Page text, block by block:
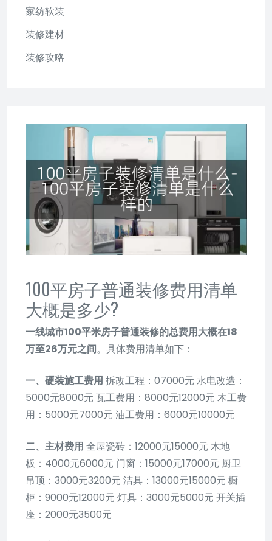
100平房子普通装修费用清单
大概是多少?
一线城市100平米房子普通装修的总费用大概在18
万至26万元之间。具体费用清单如下：
一、硬装施工费用 拆改工程：07000元 水电改造：
5000元8000元 瓦工费用：8000元12000元 木工费
用：5000元7000元 油工费用：6000元10000元
二、主材费用 全屋瓷砖：12000元15000元 木地
板：4000元6000元 门窗：15000元17000元 厨卫
吊顶：3000元3200元 洁具：13000元15000元 橱
柜：9000元12000元 灯具：3000元5000元 开关插
座：2000元3500元
家纺软装
装修建材
装修攻略